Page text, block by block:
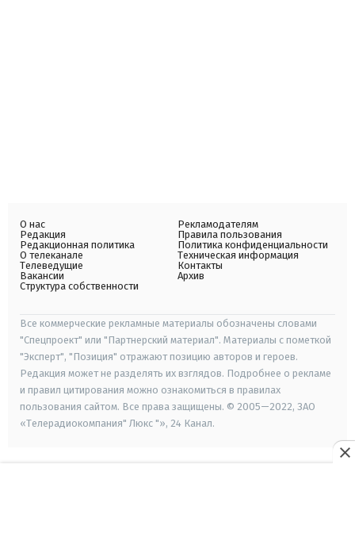
О нас
Редакция
Редакционная политика
О телеканале
Телеведущие
Вакансии
Структура собственности
Рекламодателям
Правила пользования
Политика конфиденциальности
Техническая информация
Контакты
Архив
Все коммерческие рекламные материалы обозначены словами
"Спецпроект" или "Партнерский материал". Материалы с пометкой
"Эксперт", "Позиция" отражают позицию авторов и героев.
Редакция может не разделять их взглядов. Подробнее о рекламе
и правил цитирования можно ознакомиться в правилах
пользования сайтом. Все права защищены. © 2005—2022, ЗАО
«Телерадиокомпания" Люкс "», 24 Канал.